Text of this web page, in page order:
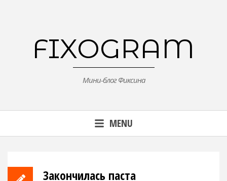
FIXOGRAM
Мини-блог Фиксина
MENU
Закончилась паста